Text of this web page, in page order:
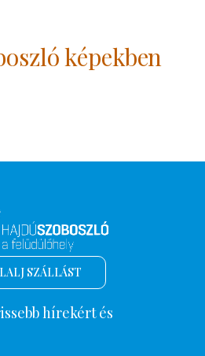
képekben
SZÁLLÁST
hírekért és